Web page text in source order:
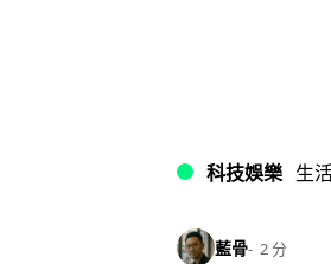
科技娛樂 生
藍骨 2 分